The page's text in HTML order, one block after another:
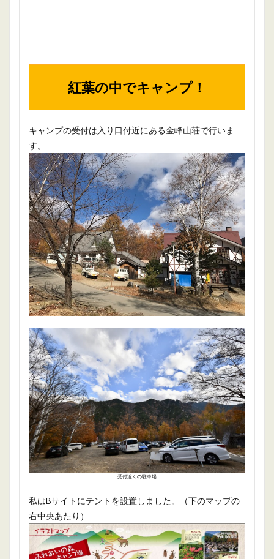
紅葉の中でキャンプ！
キャンプの受付は入り口付近にある金峰山荘で行いま
す。
受付近くの駐車場
私はBサイトにテントを設置しました。（下のマップの
右中央あたり）